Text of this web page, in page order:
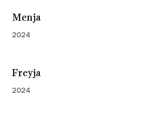
Menja
2024
Freyja
2024